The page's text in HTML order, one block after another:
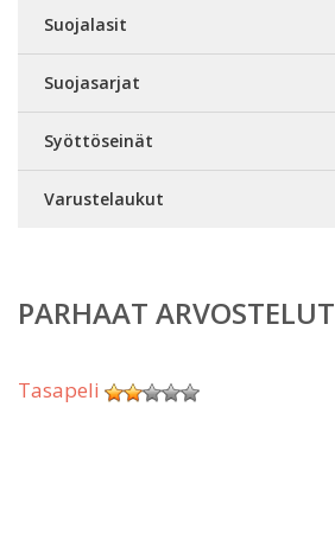
Suojalasit
Suojasarjat
Syöttöseinät
Varustelaukut
PARHAAT ARVOSTELUT
Tasapeli